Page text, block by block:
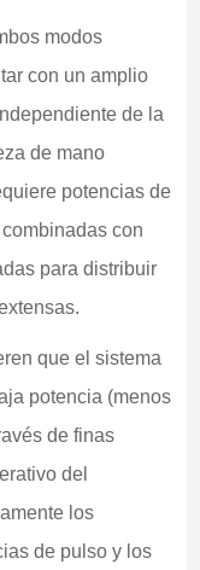
modos
con un amplio
de la
de mano
potencias de
con
para distribuir
que el sistema
potencia (menos
de finas
del
los
de pulso y los